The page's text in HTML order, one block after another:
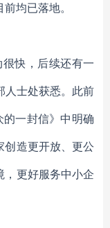
均已落地。
快，后续还有一
人士处获悉。此前
一封信》中明确
创造更开放、更公
，更好服务中小企